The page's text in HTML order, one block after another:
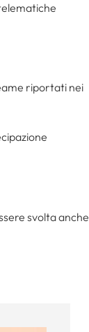
riportati nei
svolta anche